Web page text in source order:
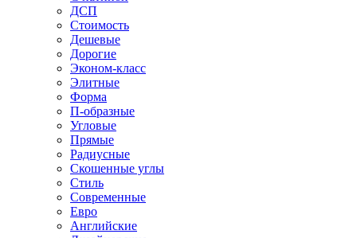
ДСП
Стоимость
Дешевые
Дорогие
Эконом-класс
Элитные
Форма
П-образные
Угловые
Прямые
Радиусные
Скошенные углы
Стиль
Современные
Евро
Английские